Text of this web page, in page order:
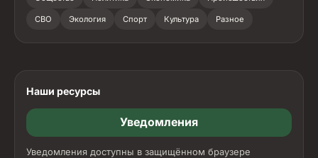
СВО Экология Спорт Культура Разное
Наши ресурсы
Уведомления
Уведомления доступны в защищённом браузере